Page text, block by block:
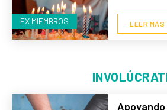
EX MIEMBROS LEER MÁS